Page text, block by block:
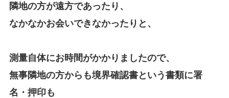
隣地の方が遠方であったり、
なかなかお会いできなかったりと、
測量自体にお時間がかかりましたので、
無事隣地の方からも境界確認書という書類に署
名・押印も